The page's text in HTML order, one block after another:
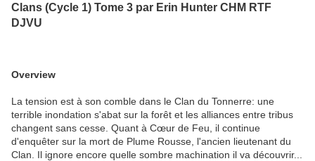
Clans (Cycle 1) Tome 3 par Erin Hunter CHM RTF
DJVU
Overview
La tension est à son comble dans le Clan du Tonnerre: une
terrible inondation s'abat sur la forêt et les alliances entre tribus
changent sans cesse. Quant à Cœur de Feu, il continue
d'enquêter sur la mort de Plume Rousse, l'ancien lieutenant du
Clan. Il ignore encore quelle sombre machination il va découvrir...